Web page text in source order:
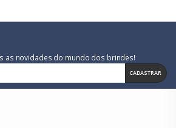
as novidades do mundo dos brindes!
CADASTRAR